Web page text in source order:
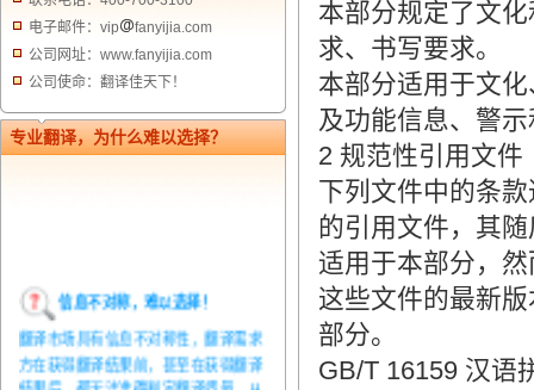
电子邮件：vip
fanyijia.com
公司网址：www.fanyijia.com
公司使命：翻译佳天下！
专业翻译，为什么难以选择？
信息不对称，难以选择！
翻译市场具有信息不对称性，翻译需求
方在获得翻译结果前，甚至在获得翻译
结果后，都无法准确判定翻译质量。从
本部分规定了文
求、书写要求。
本部分适用于文
及功能信息、警
2 规范性引用文件
下列文件中的条
的引用文件，其
适用于本部分，
这些文件的最新
部分。
GB/T 16159 汉语